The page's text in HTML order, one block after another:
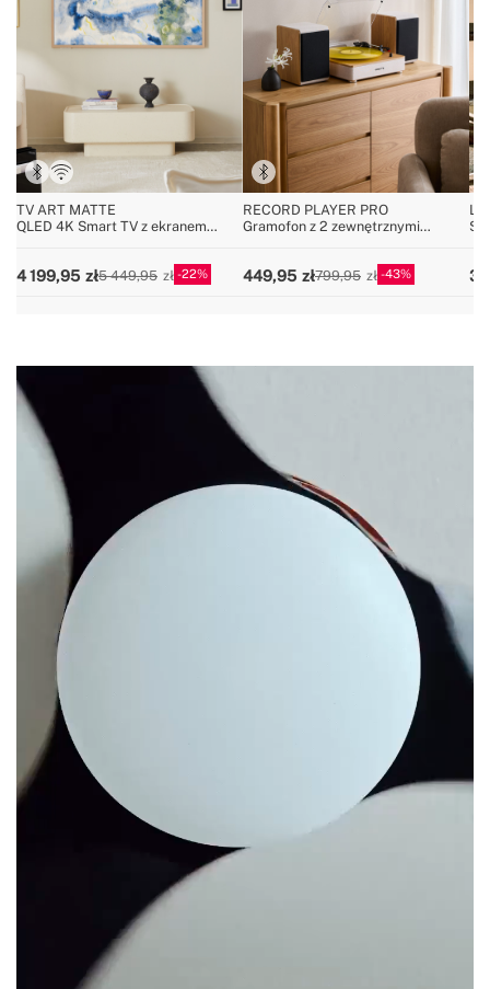
TV ART MATTE
QLED 4K Smart TV z ekranem
4 199,95 5 449,95 22
RECORD PLAYER PRO
Gramofon z 2 zewnętrznymi
449,95 799,95 43